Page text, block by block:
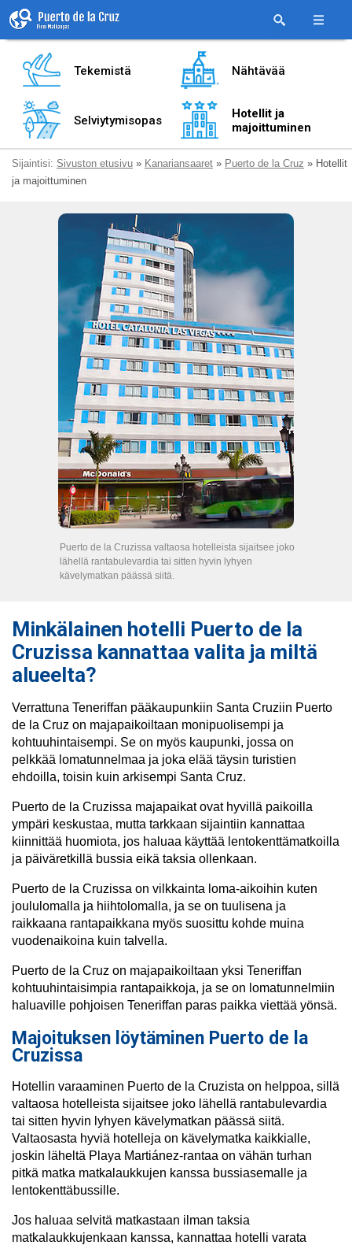
Tekemistä Nähtävää
Selviytymisopas
Hotellit ja
majoittuminen
Sijaintisi: Sivuston etusivu » Kanariansaaret » Puerto de la Cruz » Hotellit
ja majoittuminen
Puerto de la Cruzissa valtaosa hotelleista sijaitsee joko
lähellä rantabulevardia tai sitten hyvin lyhyen
kävelymatkan päässä siitä.
Minkälainen hotelli Puerto de la
Cruzissa kannattaa valita ja miltä
alueelta?
Verrattuna Teneriffan pääkaupunkiin Santa Cruziin Puerto
de la Cruz on majapaikoiltaan monipuolisempi ja
kohtuuhintaisempi. Se on myös kaupunki, jossa on
pelkkää lomatunnelmaa ja joka elää täysin turistien
ehdoilla, toisin kuin arkisempi Santa Cruz.
Puerto de la Cruzissa majapaikat ovat hyvillä paikoilla
ympäri keskustaa, mutta tarkkaan sijaintiin kannattaa
kiinnittää huomiota, jos haluaa käyttää lentokenttämatkoilla
ja päiväretkillä bussia eikä taksia ollenkaan.
Puerto de la Cruzissa on vilkkainta loma-aikoihin kuten
joululomalla ja hiihtolomalla, ja se on tuulisena ja
raikkaana rantapaikkana myös suosittu kohde muina
vuodenaikoina kuin talvella.
Puerto de la Cruz on majapaikoiltaan yksi Teneriffan
kohtuuhintaisimpia rantapaikkoja, ja se on lomatunnelmiin
haluaville pohjoisen Teneriffan paras paikka viettää yönsä.
Majoituksen löytäminen Puerto de la
Cruzissa
Hotellin varaaminen Puerto de la Cruzista on helppoa, sillä
valtaosa hotelleista sijaitsee joko lähellä rantabulevardia
tai sitten hyvin lyhyen kävelymatkan päässä siitä.
Valtaosasta hyviä hotelleja on kävelymatka kaikkialle,
joskin läheltä Playa Martiánez-rantaa on vähän turhan
pitkä matka matkalaukkujen kanssa bussiasemalle ja
lentokenttäbussille.
Jos haluaa selvitä matkastaan ilman taksia
matkalaukkujenkaan kanssa, kannattaa hotelli varata